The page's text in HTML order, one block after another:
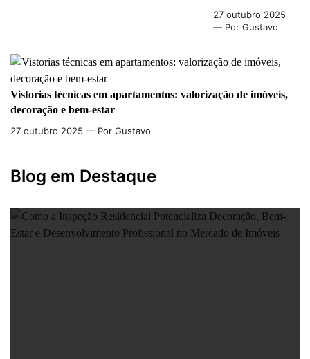
27 outubro 2025
— Por Gustavo
Vistorias técnicas em apartamentos: valorização de imóveis,
decoração e bem-estar
27 outubro 2025 — Por Gustavo
Blog em Destaque